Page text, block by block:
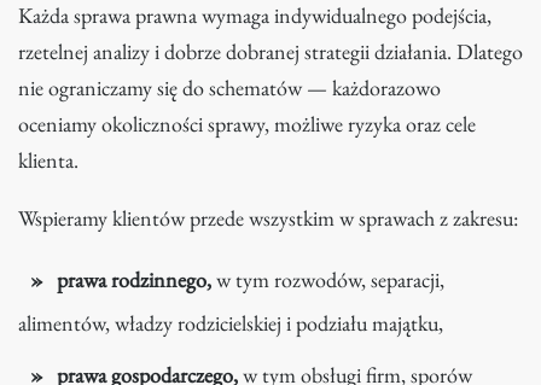
Każda sprawa prawna wymaga indywidualnego podejścia,
rzetelnej analizy i dobrze dobranej strategii działania. Dlatego
nie ograniczamy się do schematów — każdorazowo
oceniamy okoliczności sprawy, możliwe ryzyka oraz cele
klienta.
Wspieramy klientów przede wszystkim w sprawach z zakresu:
prawa rodzinnego,w tym rozwodów, separacji,
alimentów, władzy rodzicielskiej i podziału majątku,
prawa gospodarczego,w tym obsługi firm, sporów